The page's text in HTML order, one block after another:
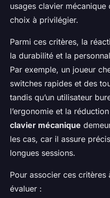
usages clavier
choix à privilégier.
Parmi ces critères, la
la durabilité et la
Par exemple, un joueur
switches rapides et des
tandis qu’un utilisateur
l’ergonomie et la
clavier mécanique
les cas, car il assure
longues sessions.
Pour associer ces
évaluer :